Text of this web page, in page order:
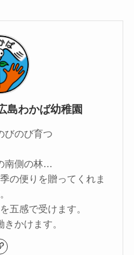
島わかば幼稚園
びのび育つ
南側の林…
の便りを贈ってくれま
五感で受けます。
かけます。